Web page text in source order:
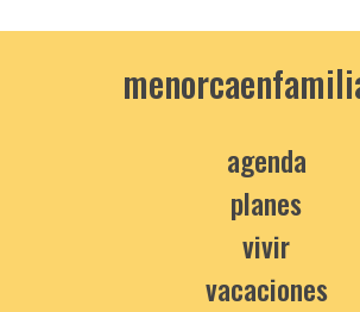
agenda
planes
vivir
vacaciones